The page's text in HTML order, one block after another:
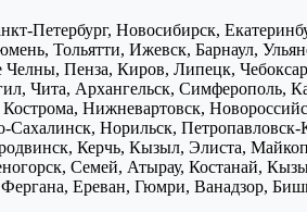
Петербург, Новосибирск,
Тольятти, Ижевск, Барнаул,
Пенза, Киров, Липецк,
Чита, Архангельск, Симферополь,
Нижневартовск,
Норильск,
Керчь, Кызыл, Элиста,
Семей, Атырау, Костанай,
Ереван, Гюмри, Ванадзор,